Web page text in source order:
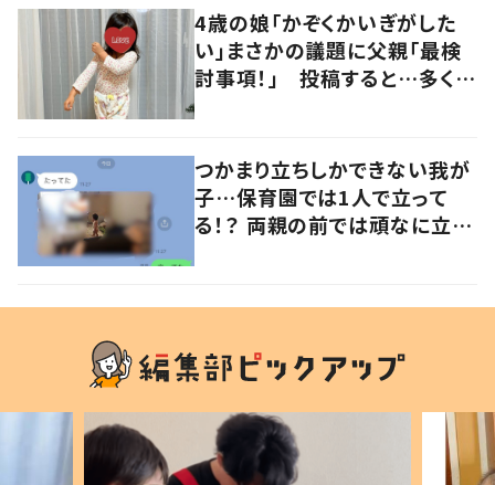
4歳の娘「かぞくかいぎがした
い」まさかの議題に父親「最検
討事項！」 投稿すると…多くの
つかまり立ちしかできない我が
子…保育園では1人で立って
る！？ 両親の前では頑なに立た